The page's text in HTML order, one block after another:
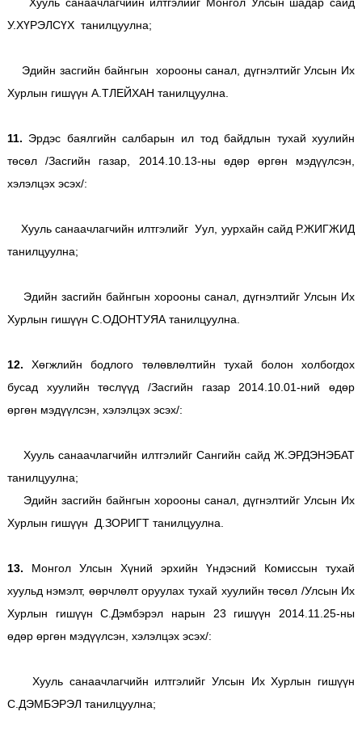
У.ХҮРЭЛСҮХ танилцуулна;
Эдийн засгийн байнгын хорооны санал, дүгнэлтийг Улсын Их
Хурлын гишүүн А.ТЛЕЙХАН танилцуулна.
11. Эрдэс баялгийн салбарын ил тод байдлын тухай хуулийн
төсөл /Засгийн газар, 2014.10.13-ны өдөр өргөн мэдүүлсэн,
хэлэлцэх эсэх/:
Хууль санаачлагчийн илтгэлийг Уул, уурхайн сайд Р.ЖИГЖИД
танилцуулна;
Эдийн засгийн байнгын хорооны санал, дүгнэлтийг Улсын Их
Хурлын гишүүн С.ОДОНТУЯА танилцуулна.
12. Хөгжлийн бодлого төлөвлөлтийн тухай болон холбогдох
бусад хуулийн төслүүд /Засгийн газар 2014.10.01-ний өдөр
өргөн мэдүүлсэн, хэлэлцэх эсэх/:
Хууль санаачлагчийн илтгэлийг Сангийн сайд Ж.ЭРДЭНЭБАТ
танилцуулна;
Эдийн засгийн байнгын хорооны санал, дүгнэлтийг Улсын Их
Хурлын гишүүн Д.ЗОРИГТ танилцуулна.
13. Монгол Улсын Хүний эрхийн Үндэсний Комиссын тухай
хуульд нэмэлт, өөрчлөлт оруулах тухай хуулийн төсөл /Улсын Их
Хурлын гишүүн С.Дэмбэрэл нарын 23 гишүүн 2014.11.25-ны
өдөр өргөн мэдүүлсэн, хэлэлцэх эсэх/:
Хууль санаачлагчийн илтгэлийг Улсын Их Хурлын гишүүн
С.ДЭМБЭРЭЛ танилцуулна;